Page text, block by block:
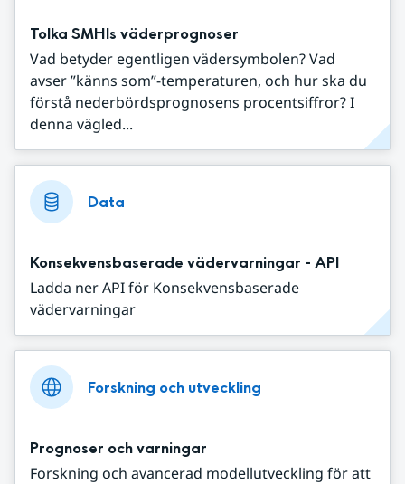
Tolka SMHIs väderprognoser
Vad betyder egentligen vädersymbolen? Vad
avser ”känns som”-temperaturen, och hur ska du
förstå nederbördsprognosens procentsiffror? I
denna vägled...
Data
Konsekvensbaserade vädervarningar - API
Ladda ner API för Konsekvensbaserade
vädervarningar
Forskning och utveckling
Prognoser och varningar
Forskning och avancerad modellutveckling för att